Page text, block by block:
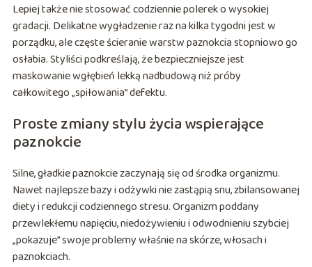
Lepiej także nie stosować codziennie polerek o wysokiej
gradacji. Delikatne wygładzenie raz na kilka tygodni jest w
porządku, ale częste ścieranie warstw paznokcia stopniowo go
osłabia. Styliści podkreślają, że bezpieczniejsze jest
maskowanie wgłębień lekką nadbudową niż próby
całkowitego „spiłowania” defektu.
Proste zmiany stylu życia wspierające
paznokcie
Silne, gładkie paznokcie zaczynają się od środka organizmu.
Nawet najlepsze bazy i odżywki nie zastąpią snu, zbilansowanej
diety i redukcji codziennego stresu. Organizm poddany
przewlekłemu napięciu, niedożywieniu i odwodnieniu szybciej
„pokazuje” swoje problemy właśnie na skórze, włosach i
paznokciach.